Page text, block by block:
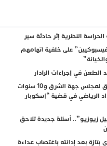
النظرية إثر حادثة سير
على خلفية اتهامهم
في إجراءات الرادار
12سنة سجنا لبعيوي الرئيس السابق لمجلس جهة الشرق و10 سنوات
الرياضي في قضية “إسكوبار
زيوزيو”.. أسئلة جديدة تلاحق
بتازة بعد إدانته باغتصاب عداءة